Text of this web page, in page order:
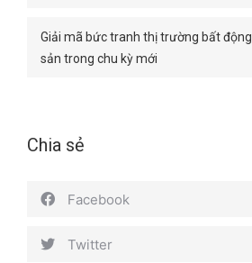
Giải mã bức tranh thị trường bất động
sản trong chu kỳ mới
Chia sẻ
Facebook
Twitter